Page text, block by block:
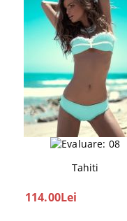
Tahiti
114.00Lei